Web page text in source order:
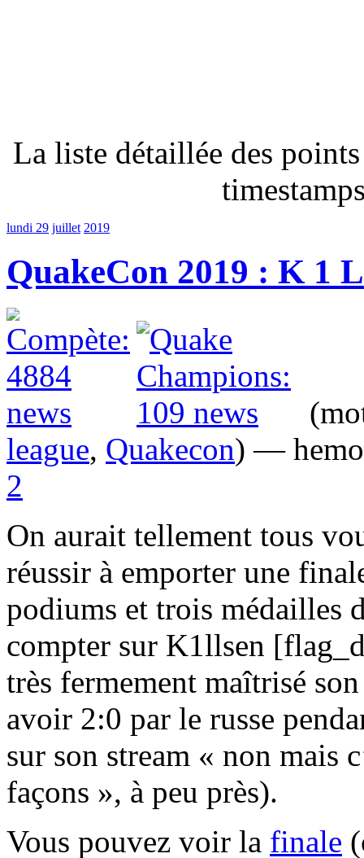
La liste détaillée des
lundi 29 juillet 2019
QuakeCon 2019 : K 1
league, Quakecon) —
2
On aurait tellement tous
réussir à emporter une
podiums et trois médailles
compter sur K1llsen
très fermement maîtrisé
avoir 2:0 par le russe
sur son stream « non mais
façons », à peu près).
Vous pouvez voir la finale